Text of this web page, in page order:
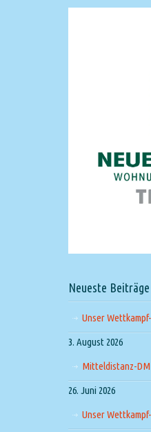
Neueste Beiträge
Unser
3. August 2026
Mitteldistanz-DM
26. Juni 2026
Unser